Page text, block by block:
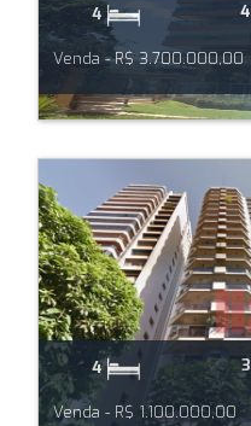
4 4
Venda - R$ 3.700.000,00
4 3
Venda - R$ 1.100.000,00